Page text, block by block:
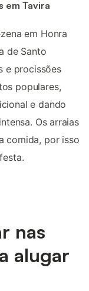
em Tavira
em Honra
de Santo
e procissões
populares,
e dando
Os arraias
comida, por isso
nas
alugar